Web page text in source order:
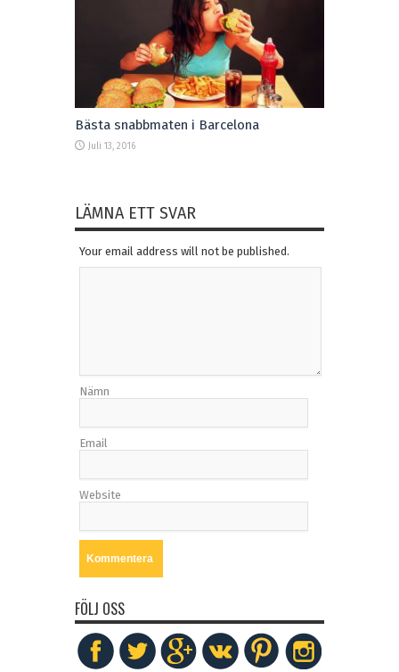
Bästa snabbmaten i Barcelona
Juli 13, 2016
LÄMNA ETT SVAR
Your email address will not be published.
Nämn
Email
Website
FÖLJ OSS